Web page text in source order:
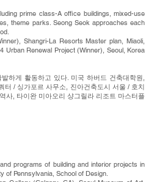
prime class-A office buildings, mixed-use
theme parks. Seong Seok approaches each
Shangri-La Resorts Master plan, Miaoli,
Urban Renewal Project (Winner), Seoul, Korea
하게 활동하고 있다. 미국 하버드 건축대학원,
터 / 싱가포르 사무소, 진아건축도시 서울 / 호치
사, 타이완 미아오리 샹그릴라 리조트 마스터플
programs of building and interior projects in
of Pennsylvania, School of Design.